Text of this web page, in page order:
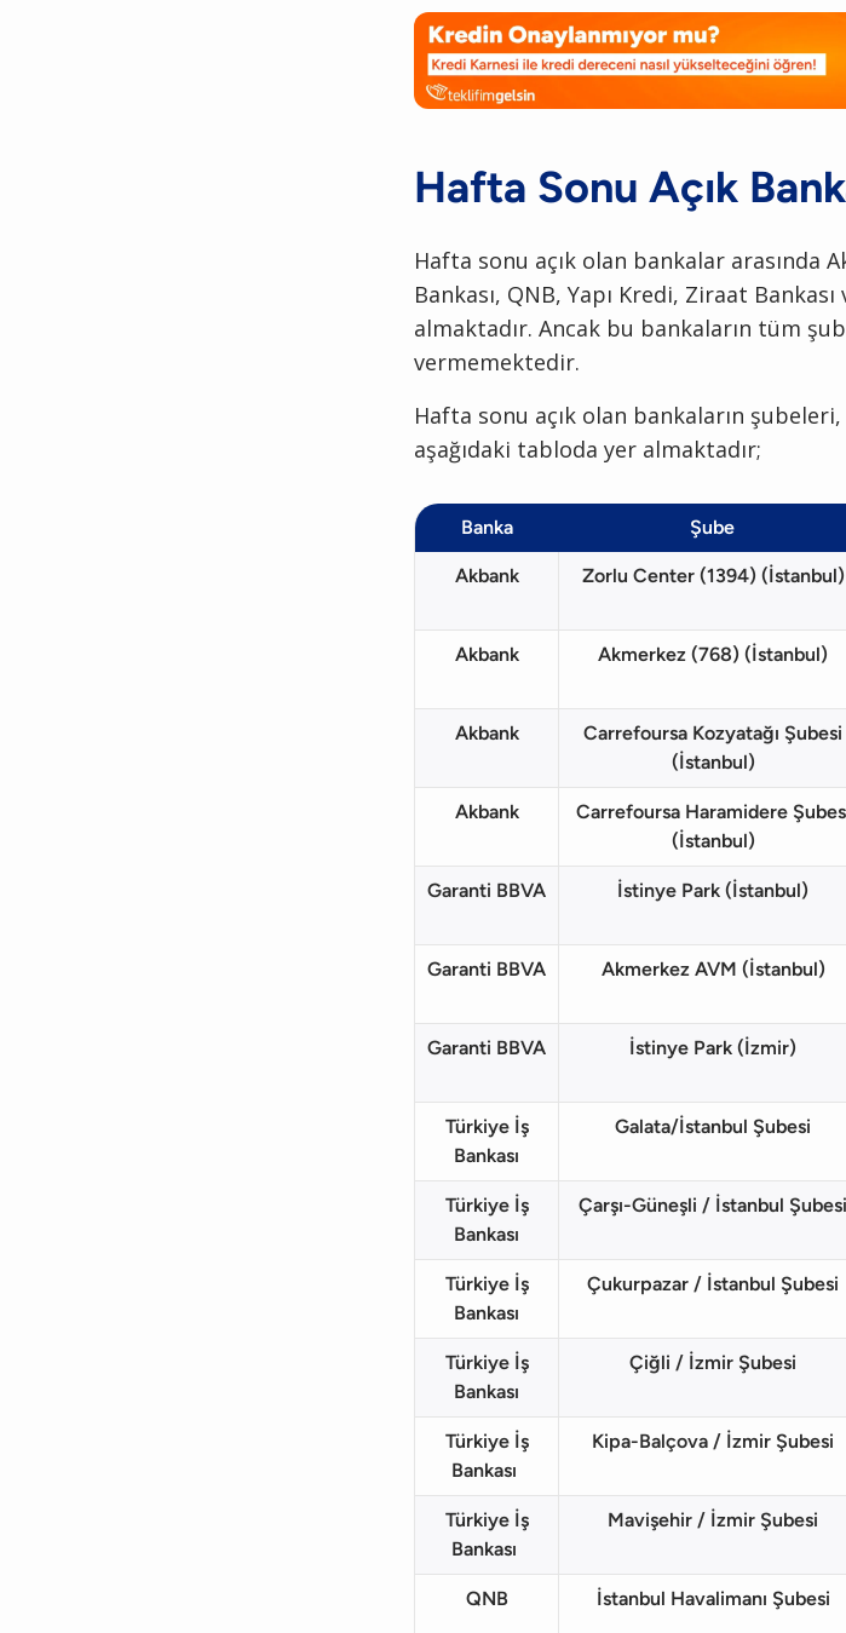
Hafta Sonu Açık
Hafta sonu açık olan bankalar arasında
Bankası, QNB, Yapı Kredi, Ziraat
almaktadır. Ancak bu bankaların tüm
vermemektedir.
Hafta sonu açık olan bankaların
aşağıdaki tabloda yer almaktadır;
Banka Şube
Akbank Zorlu Center (1394) (İstanbul)
Akbank Akmerkez (768) (İstanbul)
Akbank
Carrefoursa Kozyatağı Şubesi
(İstanbul)
Akbank
Carrefoursa Haramidere
(İstanbul)
Garanti BBVA İstinye Park (İstanbul)
Garanti BBVA Akmerkez AVM (İstanbul)
Garanti BBVA İstinye Park (İzmir)
Türkiye İş
Bankası
Galata/İstanbul Şubesi
Türkiye İş
Bankası
Çarşı-Güneşli / İstanbul Şubesi
Türkiye İş
Bankası
Çukurpazar / İstanbul Şubesi
Türkiye İş
Bankası
Çiğli / İzmir Şubesi
Türkiye İş
Bankası
Kipa-Balçova / İzmir Şubesi
Türkiye İş
Bankası
Mavişehir / İzmir Şubesi
QNB İstanbul Havalimanı Şubesi